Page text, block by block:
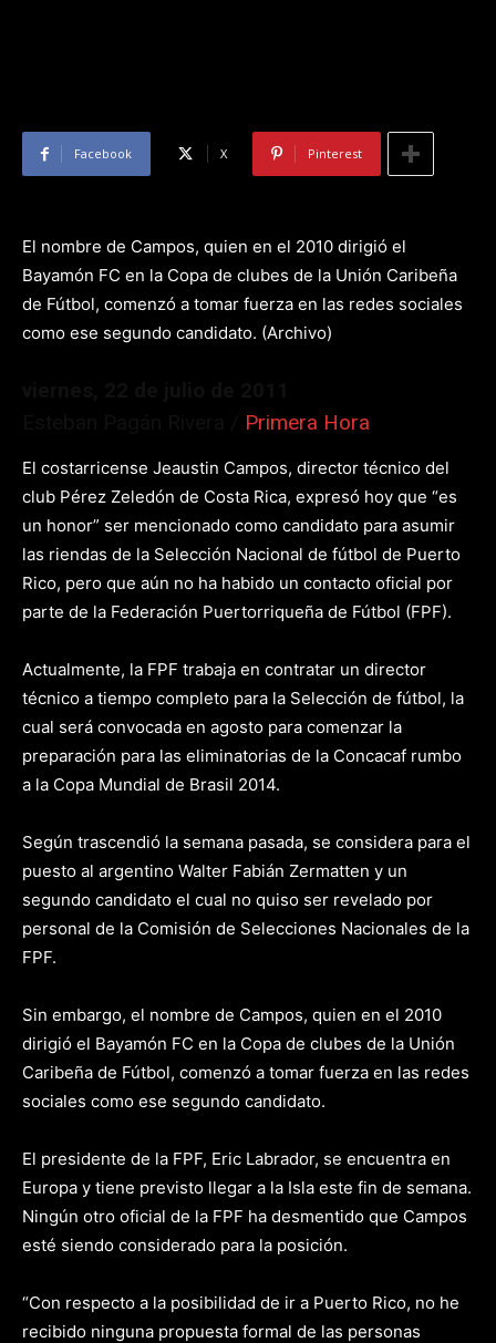
Facebook X Pinterest
El nombre de Campos, quien en el 2010 dirigió el
Bayamón FC en la Copa de clubes de la Unión Caribeña
de Fútbol, comenzó a tomar fuerza en las redes sociales
como ese segundo candidato. (Archivo)
Primera Hora
El costarricense Jeaustin Campos, director técnico del
club Pérez Zeledón de Costa Rica, expresó hoy que “es
un honor” ser mencionado como candidato para asumir
las riendas de la Selección Nacional de fútbol de Puerto
Rico, pero que aún no ha habido un contacto oficial por
parte de la Federación Puertorriqueña de Fútbol (FPF).
Actualmente, la FPF trabaja en contratar un director
técnico a tiempo completo para la Selección de fútbol, la
cual será convocada en agosto para comenzar la
preparación para las eliminatorias de la Concacaf rumbo
a la Copa Mundial de Brasil 2014.
Según trascendió la semana pasada, se considera para el
puesto al argentino Walter Fabián Zermatten y un
segundo candidato el cual no quiso ser revelado por
personal de la Comisión de Selecciones Nacionales de la
FPF.
Sin embargo, el nombre de Campos, quien en el 2010
dirigió el Bayamón FC en la Copa de clubes de la Unión
Caribeña de Fútbol, comenzó a tomar fuerza en las redes
sociales como ese segundo candidato.
El presidente de la FPF, Eric Labrador, se encuentra en
Europa y tiene previsto llegar a la Isla este fin de semana.
Ningún otro oficial de la FPF ha desmentido que Campos
esté siendo considerado para la posición.
“Con respecto a la posibilidad de ir a Puerto Rico, no he
recibido ninguna propuesta formal de las personas